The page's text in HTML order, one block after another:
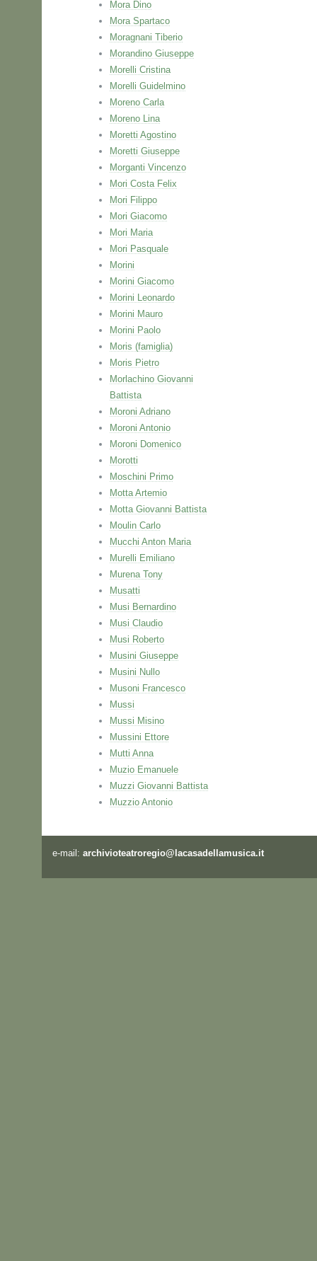
Mora Dino
Mora Spartaco
Moragnani Tiberio
Morandino Giuseppe
Morelli Cristina
Morelli Guidelmino
Moreno Carla
Moreno Lina
Moretti Agostino
Moretti Giuseppe
Morganti Vincenzo
Mori Costa Felix
Mori Filippo
Mori Giacomo
Mori Maria
Mori Pasquale
Morini
Morini Giacomo
Morini Leonardo
Morini Mauro
Morini Paolo
Moris (famiglia)
Moris Pietro
Morlachino Giovanni
Battista
Moroni Adriano
Moroni Antonio
Moroni Domenico
Morotti
Moschini Primo
Motta Artemio
Motta Giovanni Battista
Moulin Carlo
Mucchi Anton Maria
Murelli Emiliano
Murena Tony
Musatti
Musi Bernardino
Musi Claudio
Musi Roberto
Musini Giuseppe
Musini Nullo
Musoni Francesco
Mussi
Mussi Misino
Mussini Ettore
Mutti Anna
Muzio Emanuele
Muzzi Giovanni Battista
Muzzio Antonio
e-mail: archivioteatroregio@lacasadellamusica.it